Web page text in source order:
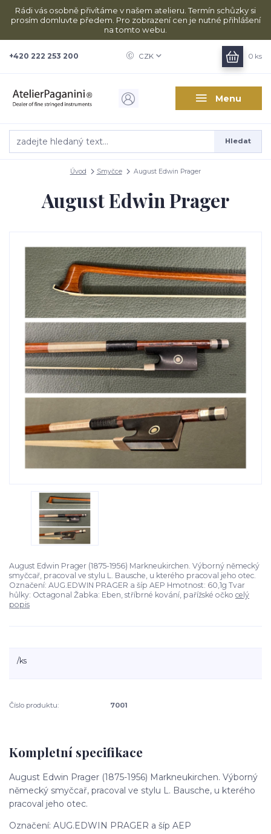
Rádi vás osobně přivítáme v našem atelieru. Termín schůzky si
prosím domluvte předem. Pro zobrazení cen je nutné přihlášení
na tomto webu.
Menu
CZK
Hledat
+420 222 253 200 0 ks
Úvod Smyčce August Edwin Prager
August Edwin Prager
August Edwin Prager (1875-1956) Markneukirchen. Výborný německý
smyčcař, pracoval ve stylu L. Bausche, u kterého pracoval jeho otec.
Označení: AUG.EDWIN PRAGER a šíp AEP Hmotnost: 60,1g Tvar
hůlky: Octagonal Žabka: Eben, stříbrné kování, pařížské očko celý
popis
/ks
Číslo produktu: 7001
Kompletní specifikace
August Edwin Prager (1875-1956) Markneukirchen. Výborný
německý smyčcař, pracoval ve stylu L. Bausche, u kterého
pracoval jeho otec.
Označení: AUG.EDWIN PRAGER a šíp AEP